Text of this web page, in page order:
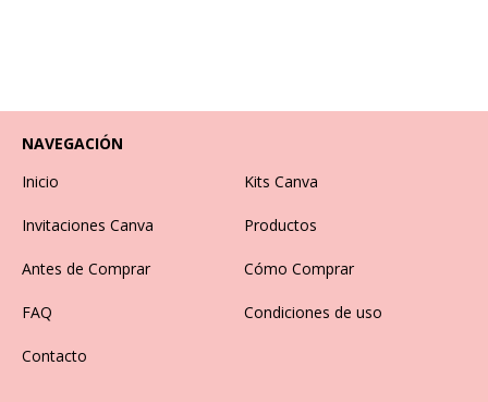
NAVEGACIÓN
Inicio
Kits Canva
Invitaciones Canva Productos
Antes de Comprar Cómo Comprar
FAQ Condiciones de uso
Contacto